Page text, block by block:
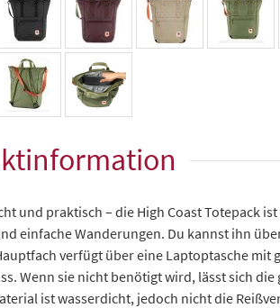
und praktisch – die High Coast Totepack
einfache Wanderungen. Du kannst ihn
verfügt über eine Laptoptasche
Wenn sie nicht benötigt wird, lässt sich
ist wasserdicht, jedoch nicht die